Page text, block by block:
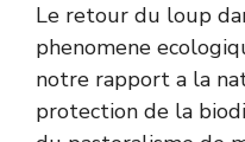
Le retour du loup
phenomene
notre rapport a la
protection de la